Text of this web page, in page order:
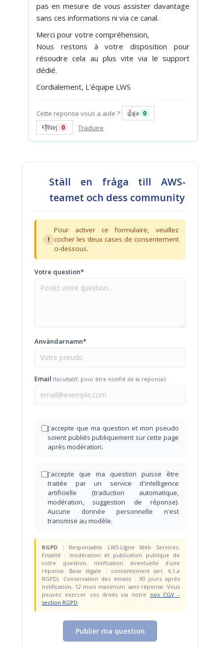
pas en mesure de vous assister davantage
sans ces informations ni via ce canal.
Merci pour votre compréhension,
Nous restons à votre disposition pour
résoudre cela au plus vite via le support
dédié.
Cordialement, L'équipe LWS
Cette reponse vous a aide ? 👍Ja 0
👎Nej 0 Traduire
Ställ en fråga till AWS-
teamet och dess community
!
Pour activer ce formulaire, veuillez
cocher les deux cases de consentement
ci-dessous.
Votre question*
Användarnamn*
Email (facultatif, pour être notifié de la réponse)
J'accepte que ma question et mon pseudo
soient publiés publiquement sur cette page
après modération.
J'accepte que ma question puisse être
traitée par un service d'intelligence
artificielle (traduction automatique,
modération, suggestion de réponse).
Aucune donnée personnelle n'est
transmise au modèle.
RGPD : Responsable LWS-Ligne Web Services.
Finalité : modération et publication publique de
votre question, notification éventuelle d'une
réponse. Base légale : consentement (art. 6.1.a
RGPD). Conservation des emails : 90 jours après
notification, 12 mois maximum sans réponse. Vous
pouvez exercer vos droits via notre nos CGV -
section RGPD.
Publier ma question